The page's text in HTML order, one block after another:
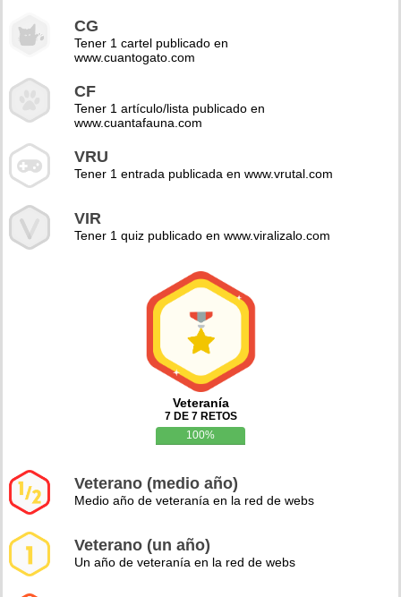
CG
Tener 1 cartel publicado en
www.cuantogato.com
CF
Tener 1 artículo/lista publicado en
www.cuantafauna.com
VRU
Tener 1 entrada publicada en www.vrutal.com
VIR
Tener 1 quiz publicado en www.viralizalo.com
Veteranía
7 DE 7 RETOS
100%
Veterano (medio año)
Medio año de veteranía en la red de webs
Veterano (un año)
Un año de veteranía en la red de webs